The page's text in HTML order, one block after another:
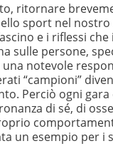
ritornare
sport nel
e i riflessi che
sulle persone,
una notevole
“campioni”
Perciò ogni gara
di sé, di
un esempio per i